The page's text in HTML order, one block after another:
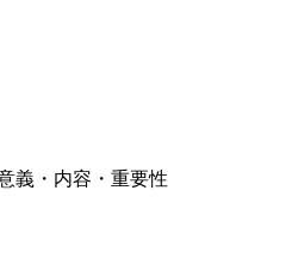
義・内容・重要性